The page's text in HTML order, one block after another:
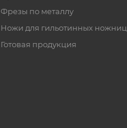
Фрезы по металлу
Ножи для гильотинных ножниц
Готовая продукция